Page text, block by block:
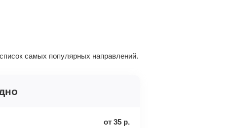
самых популярных направлений.
от 35 р.